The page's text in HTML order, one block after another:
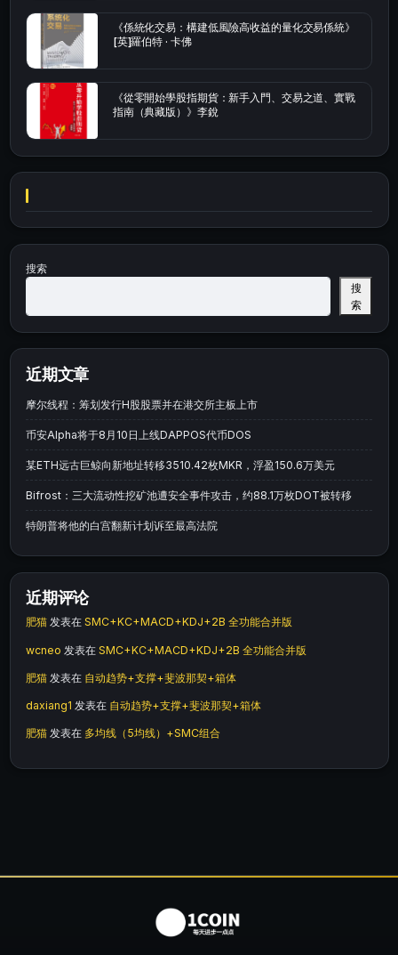
《係統化交易：構建低風險高收益的量化交易係統》
[英]羅伯特 · 卡佛
《從零開始學股指期貨：新手入門、交易之道、實戰
指南（典藏版）》李銳
搜索
搜
索
近期文章
摩尔线程：筹划发行H股股票并在港交所主板上市
币安Alpha将于8月10日上线DAPPOS代币DOS
某ETH远古巨鲸向新地址转移3510.42枚MKR，浮盈150.6万美元
Bifrost：三大流动性挖矿池遭安全事件攻击，约88.1万枚DOT被转移
特朗普将他的白宫翻新计划诉至最高法院
近期评论
肥猫 发表在 SMC+KC+MACD+KDJ+2B 全功能合并版
wcneo 发表在 SMC+KC+MACD+KDJ+2B 全功能合并版
肥猫 发表在 自动趋势+支撑+斐波那契+箱体
daxiang1 发表在 自动趋势+支撑+斐波那契+箱体
肥猫 发表在 多均线（5均线）+SMC组合